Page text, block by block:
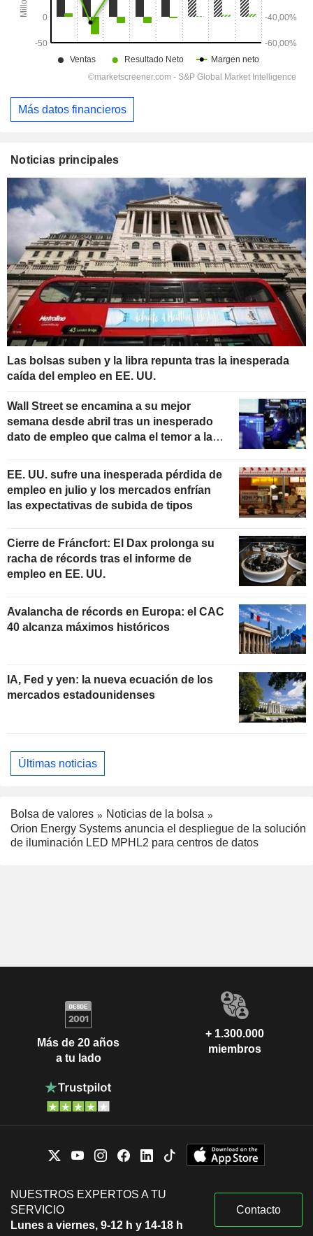
Más datos financieros
Noticias principales
Las bolsas suben y la libra repunta tras la inesperada
caída del empleo en EE. UU.
Wall Street se encamina a su mejor
semana desde abril tras un inesperado
dato de empleo que calma el temor a las
EE. UU. sufre una inesperada pérdida de
empleo en julio y los mercados enfrían
las expectativas de subida de tipos
Cierre de Fráncfort: El Dax prolonga su
racha de récords tras el informe de
empleo en EE. UU.
Avalancha de récords en Europa: el CAC
40 alcanza máximos históricos
IA, Fed y yen: la nueva ecuación de los
mercados estadounidenses
Últimas noticias
Bolsa de valores
Noticias de la bolsa
Orion Energy Systems anuncia el despliegue de la solución
de iluminación LED MPHL2 para centros de datos
Más de 20 años
a tu lado
+ 1.300.000
miembros
NUESTROS EXPERTOS A TU
SERVICIO
Lunes a viernes, 9-12 h y 14-18 h
Contacto